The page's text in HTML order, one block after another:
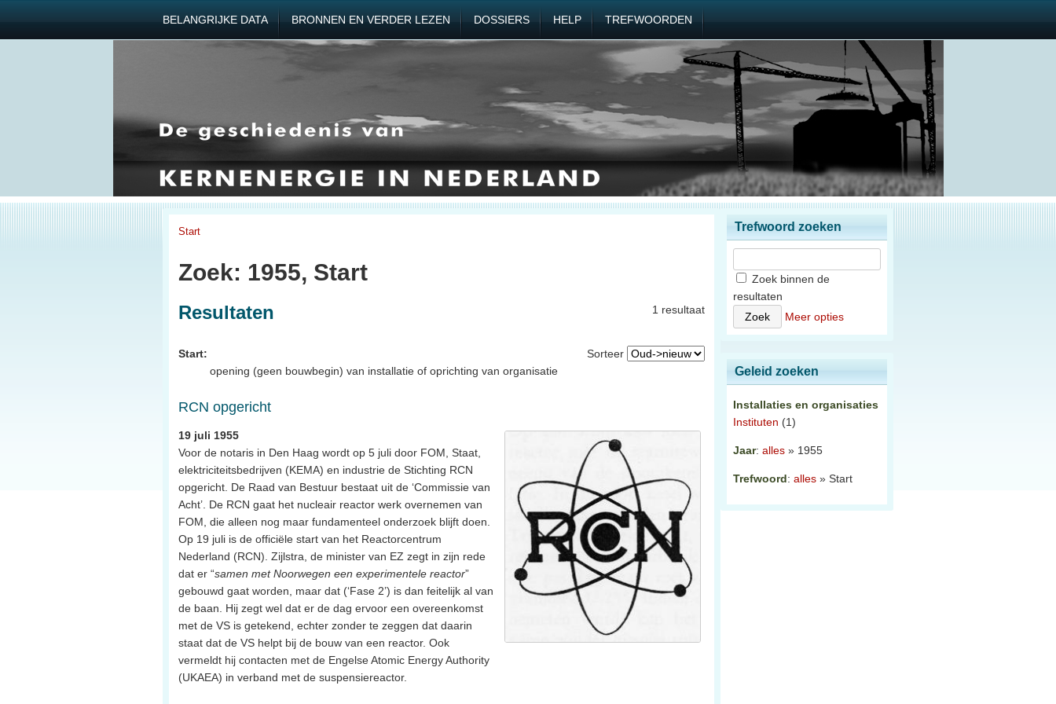
BELANGRIJKE DATA BRONNEN EN VERDER LEZEN DOSSIERS HELP TREFWOORDEN
Start
Zoek: 1955, Start
1 resultaat
Resultaten
Sorteer
Start:
opening (geen bouwbegin) van installatie of oprichting van organisatie
RCN opgericht
19 juli 1955
Voor de notaris in Den Haag wordt op 5 juli door FOM, Staat,
elektriciteitsbedrijven (KEMA) en industrie de Stichting RCN
opgericht. De Raad van Bestuur bestaat uit de ‘Commissie van
Acht’. De RCN gaat het nucleair reactor werk overnemen van
FOM, die alleen nog maar fundamenteel onderzoek blijft doen.
Op 19 juli is de officiële start van het Reactorcentrum
Nederland (RCN). Zijlstra, de minister van EZ zegt in zijn rede
dat er “samen met Noorwegen een experimentele reactor”
gebouwd gaat worden, maar dat (‘Fase 2’) is dan feitelijk al van
de baan. Hij zegt wel dat er de dag ervoor een overeenkomst
met de VS is getekend, echter zonder te zeggen dat daarin
staat dat de VS helpt bij de bouw van een reactor. Ook
vermeldt hij contacten met de Engelse Atomic Energy Authority
(UKAEA) in verband met de suspensiereactor.
Trefwoord zoeken
Zoek binnen de
resultaten
Meer opties
Geleid zoeken
Installaties en organisaties
Instituten (1)
Jaar: alles » 1955
Trefwoord: alles » Start